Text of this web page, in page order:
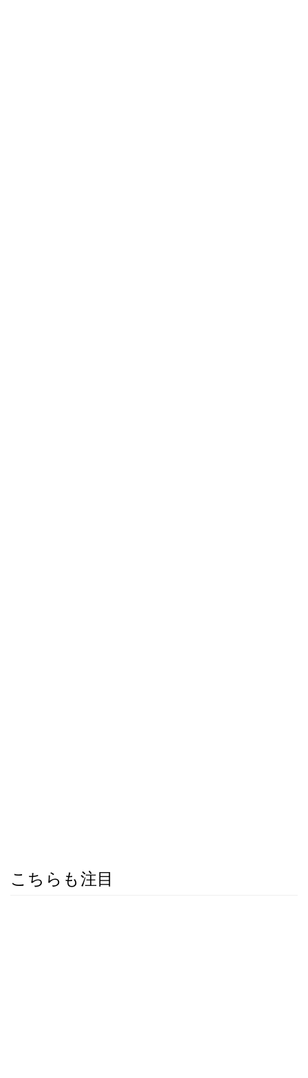
こちらも注目